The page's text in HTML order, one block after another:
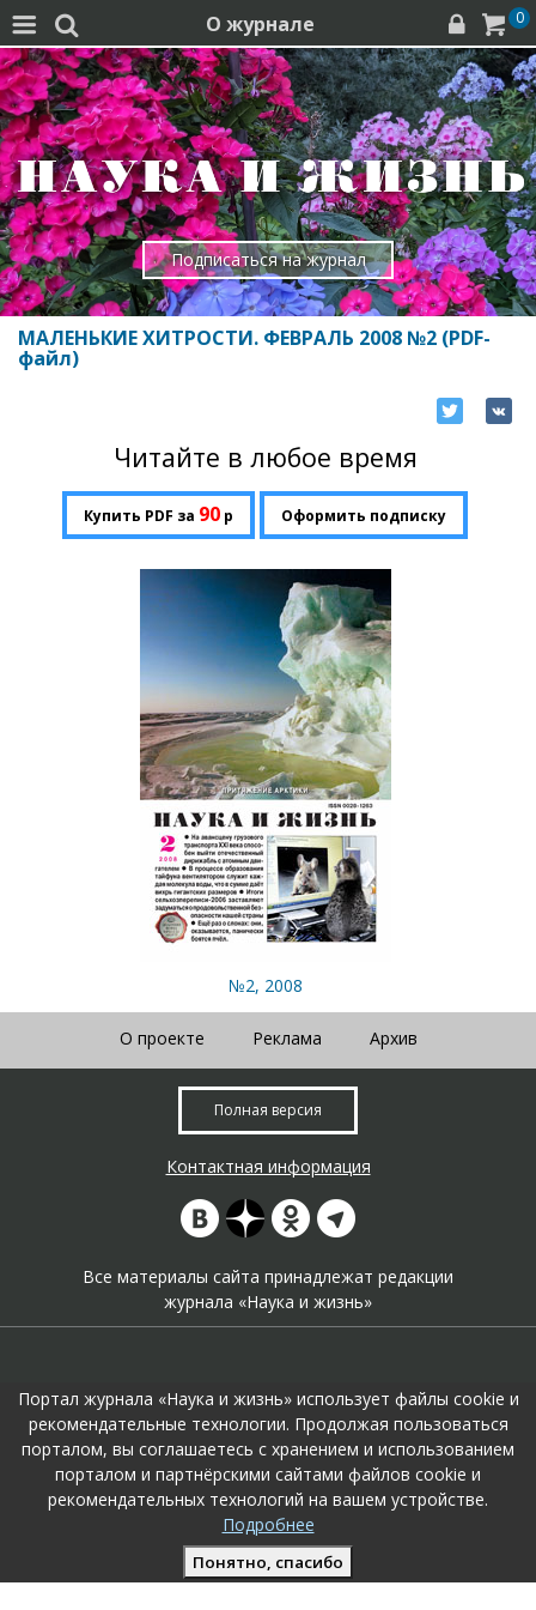
  О журнале   0
Подписаться на журнал
МАЛЕНЬКИЕ ХИТРОСТИ. ФЕВРАЛЬ 2008 №2 (PDF-
файл)
Читайте в любое время
Купить PDF за 90 р Оформить подписку
№2, 2008
О проекте Реклама Архив
Полная версия
Контактная информация
Все материалы сайта принадлежат редакции
журнала «Наука и жизнь»
На портале применяютсярекомендательные технологии
Продолжая пользоваться порталом вы соглашаетесь с их
использоавнием.
Поддержка и развитие сайта –KTC Digital Production
Портал журнала «Наука и жизнь» использует файлы cookie и
рекомендательные технологии. Продолжая пользоваться
порталом, вы соглашаетесь с хранением и использованием
порталом и партнёрскими сайтами файлов cookie и
рекомендательных технологий на вашем устройстве.
Подробнее
Понятно, спасибо